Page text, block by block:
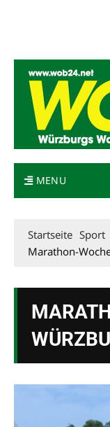
MENU
Startseite Sport
Marathon-